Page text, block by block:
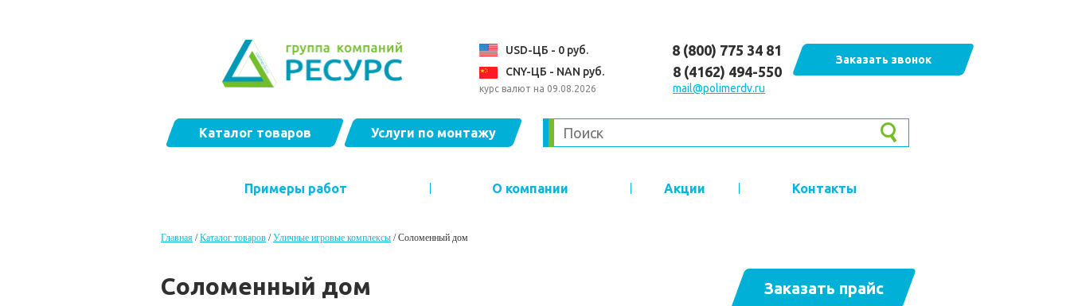
USD-ЦБ - 0 руб.
CNY-ЦБ - NAN руб.
курс валют на 09.08.2026
8 (800) 775 34 81
8 (4162) 494-550
mail@polimerdv.ru
Заказать звонок
Каталог товаров Услуги по монтажу
Примеры работ О компании Акции Контакты
Главная /Каталог товаров /Уличные игровые комплексы /Соломенный дом
Заказать прайс
Соломенный дом